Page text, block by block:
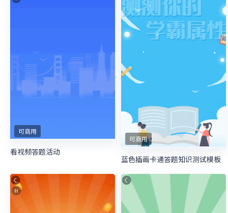
可商用
看视频答题活动
可商用
蓝色插画卡通答题知识测试模板